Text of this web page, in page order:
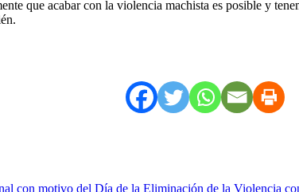
que acabar con la violencia machista es posible y
con motivo del Día de la Eliminación de la Violencia